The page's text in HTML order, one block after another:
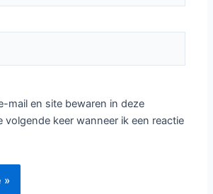
mail en site bewaren in deze
volgende keer wanneer ik een reactie